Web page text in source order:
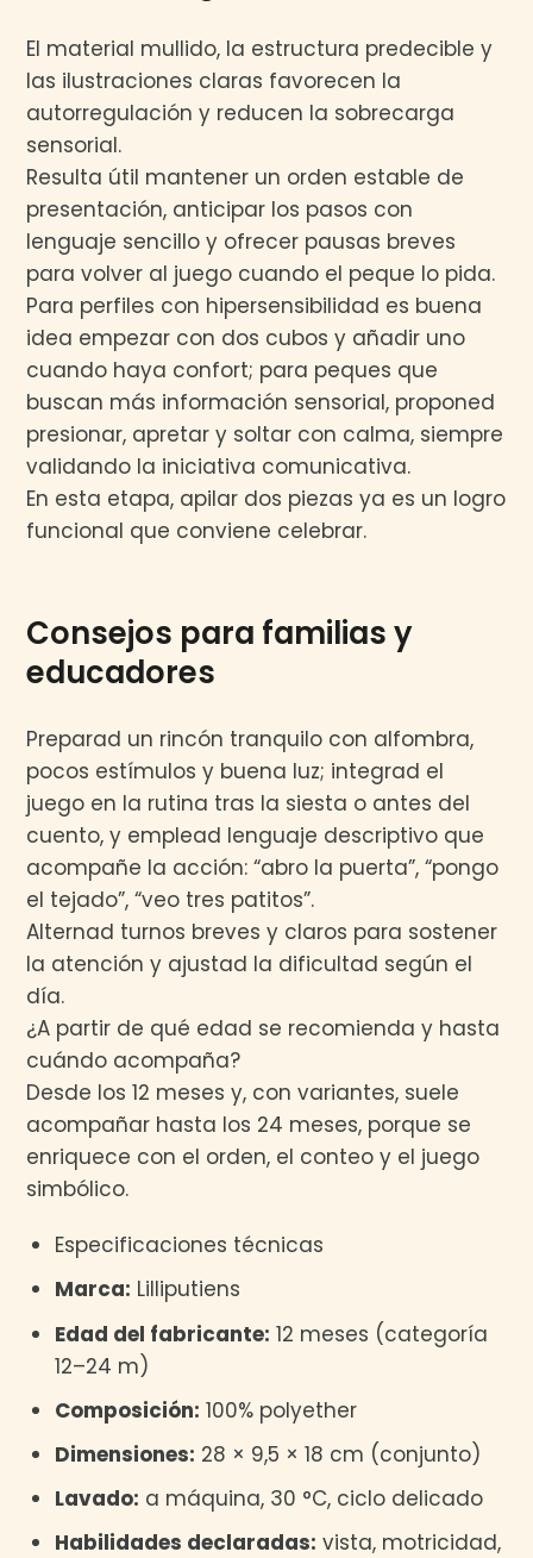
El material mullido, la estructura predecible y
las ilustraciones claras favorecen la
autorregulación y reducen la sobrecarga
sensorial.
Resulta útil mantener un orden estable de
presentación, anticipar los pasos con
lenguaje sencillo y ofrecer pausas breves
para volver al juego cuando el peque lo pida.
Para perfiles con hipersensibilidad es buena
idea empezar con dos cubos y añadir uno
cuando haya confort; para peques que
buscan más información sensorial, proponed
presionar, apretar y soltar con calma, siempre
validando la iniciativa comunicativa.
En esta etapa, apilar dos piezas ya es un logro
funcional que conviene celebrar.
Consejos para familias y
educadores
Preparad un rincón tranquilo con alfombra,
pocos estímulos y buena luz; integrad el
juego en la rutina tras la siesta o antes del
cuento, y emplead lenguaje descriptivo que
acompañe la acción: “abro la puerta”, “pongo
el tejado”, “veo tres patitos”.
Alternad turnos breves y claros para sostener
la atención y ajustad la dificultad según el
día.
¿A partir de qué edad se recomienda y hasta
cuándo acompaña?
Desde los 12 meses y, con variantes, suele
acompañar hasta los 24 meses, porque se
enriquece con el orden, el conteo y el juego
simbólico.
Especificaciones técnicas
Marca: Lilliputiens
Edad del fabricante: 12 meses (categoría
12–24 m)
Composición: 100% polyether
Dimensiones: 28 × 9,5 × 18 cm (conjunto)
Lavado: a máquina, 30 °C, ciclo delicado
Habilidades declaradas: vista, motricidad,